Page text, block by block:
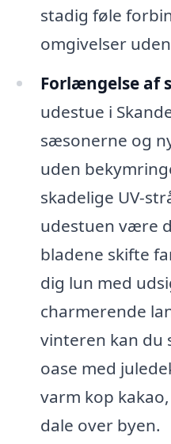
stadig føle
omgivelser
Forlængelse af
udestue i
sæsonerne og
uden
skadelige UV-
udestuen være
bladene skifte
dig lun med
charmerende
vinteren kan du
oase med
varm kop
dale over byen.